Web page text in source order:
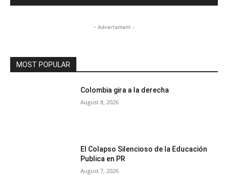
- Advertisment -
MOST POPULAR
Colombia gira a la derecha
August 8, 2026
El Colapso Silencioso de la Educación
Publica en PR
August 7, 2026